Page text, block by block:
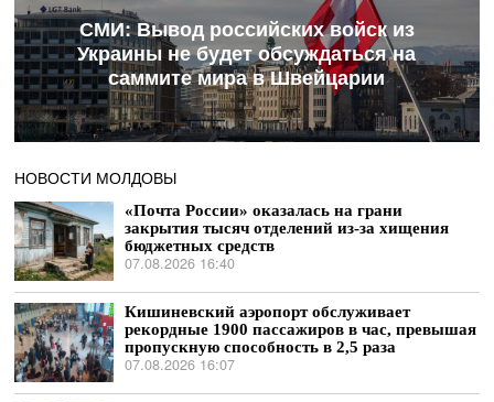
СМИ: Вывод российских войск из
Украины не будет обсуждаться на
саммите мира в Швейцарии
НОВОСТИ МОЛДОВЫ
«Почта России» оказалась на грани
закрытия тысяч отделений из-за хищения
бюджетных средств
07.08.2026 16:40
Кишиневский аэропорт обслуживает
рекордные 1900 пассажиров в час, превышая
пропускную способность в 2,5 раза
07.08.2026 16:07